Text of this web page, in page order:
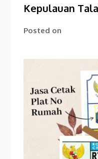
Kepulauan
Posted on